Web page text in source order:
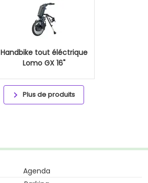
Handbike tout éléctrique
Lomo GX 16"
Plus de produits
Agenda